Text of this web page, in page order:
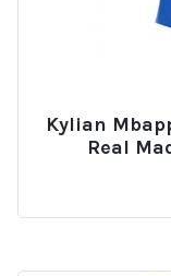
Kylian
Real